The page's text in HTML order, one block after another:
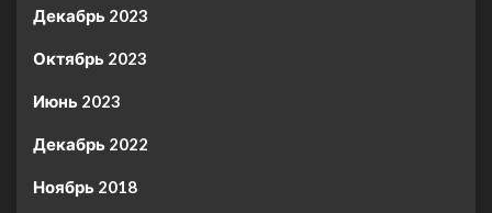
Декабрь 2023
Октябрь 2023
Июнь 2023
Декабрь 2022
Ноябрь 2018